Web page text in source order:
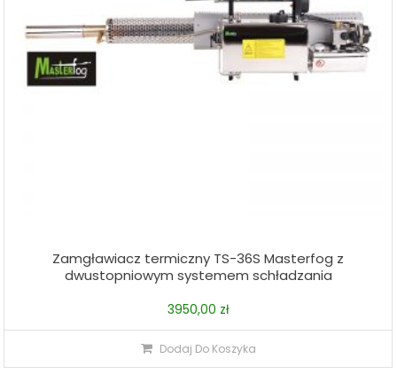
Zamgławiacz termiczny TS-36S Masterfog z
dwustopniowym systemem schładzania
3950,00 zł
Dodaj Do Koszyka